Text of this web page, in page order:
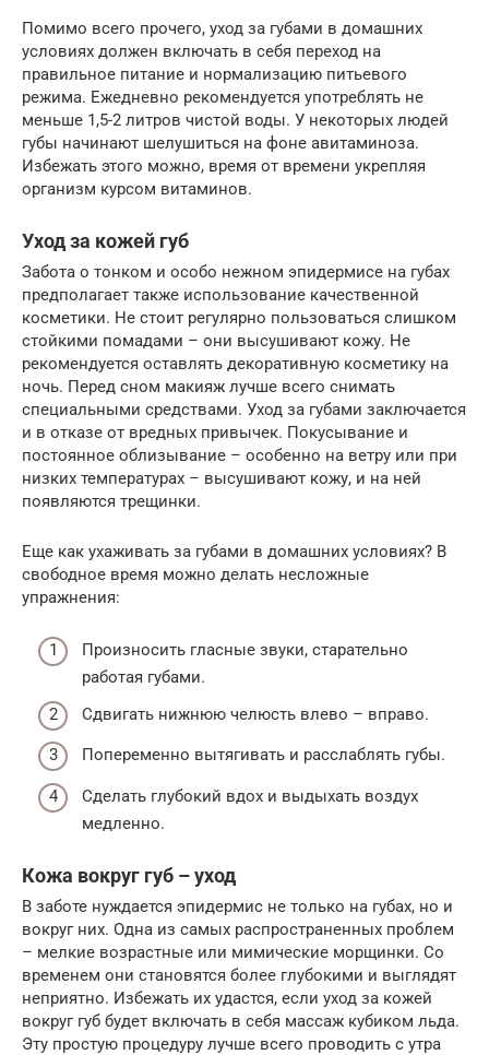
Помимо всего прочего, уход за губами в домашних
условиях должен включать в себя переход на
правильное питание и нормализацию питьевого
режима. Ежедневно рекомендуется употреблять не
меньше 1,5-2 литров чистой воды. У некоторых людей
губы начинают шелушиться на фоне авитаминоза.
Избежать этого можно, время от времени укрепляя
организм курсом витаминов.
Уход за кожей губ
Забота о тонком и особо нежном эпидермисе на губах
предполагает также использование качественной
косметики. Не стоит регулярно пользоваться слишком
стойкими помадами – они высушивают кожу. Не
рекомендуется оставлять декоративную косметику на
ночь. Перед сном макияж лучше всего снимать
специальными средствами. Уход за губами заключается
и в отказе от вредных привычек. Покусывание и
постоянное облизывание – особенно на ветру или при
низких температурах – высушивают кожу, и на ней
появляются трещинки.
Еще как ухаживать за губами в домашних условиях? В
свободное время можно делать несложные
упражнения:
Произносить гласные звуки, старательно
работая губами.
Сдвигать нижнюю челюсть влево – вправо.
Попеременно вытягивать и расслаблять губы.
Сделать глубокий вдох и выдыхать воздух
медленно.
Кожа вокруг губ – уход
В заботе нуждается эпидермис не только на губах, но и
вокруг них. Одна из самых распространенных проблем
– мелкие возрастные или мимические морщинки. Со
временем они становятся более глубокими и выглядят
неприятно. Избежать их удастся, если уход за кожей
вокруг губ будет включать в себя массаж кубиком льда.
Эту простую процедуру лучше всего проводить с утра